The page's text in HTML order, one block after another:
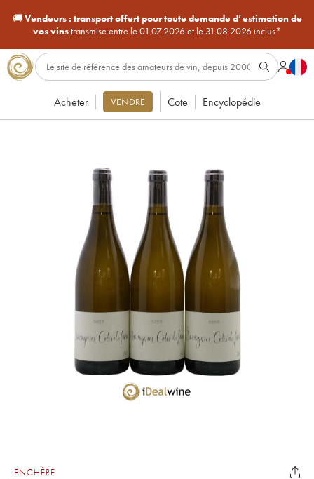
🚚Vendeurs : transport offert pour toute demande d’estimation de
vos vinstransmise entre le 01.07.2026 et le 31.08.2026 inclus*
Acheter VENDRE Cote Encyclopédie
ENCHÈRE